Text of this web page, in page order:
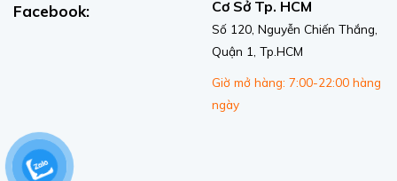
Facebook:
Cơ Sở Tp. HCM
Số 120, Nguyễn Chiến Thắng,
Quận 1, Tp.HCM
Giờ mở hàng: 7:00-22:00 hàng
ngày